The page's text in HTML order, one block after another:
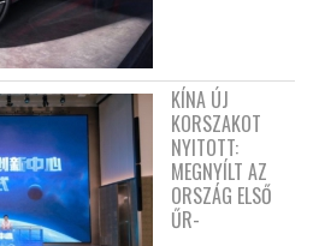
KÍNA ÚJ
KORSZAKOT
NYITOTT:
MEGNYÍLT AZ
ORSZÁG ELSŐ
ŰR-